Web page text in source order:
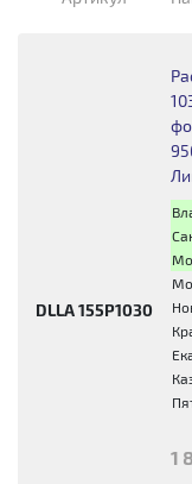
DLLA 155P1030
1